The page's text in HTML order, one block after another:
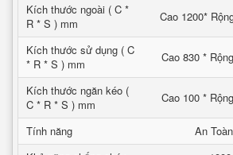
Kích thước ngoài ( C *
R * S ) mm
Cao 1200*
Kích thước sử dụng ( C
* R * S ) mm
Cao 830 *
Kích thước ngăn kéo (
C * R * S ) mm
Cao 100 *
Tính năng
An